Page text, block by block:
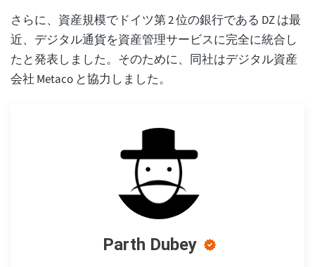
さらに、資産規模でドイツ第 2 位の銀行である DZ は最
近、デジタル通貨を資産管理サービスに完全に統合し
たと発表しました。そのために、同社はデジタル資産
会社 Metaco と協力しました。
Parth Dubey